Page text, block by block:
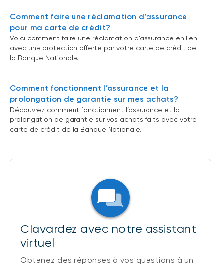
Comment faire une réclamation d’assurance
pour ma carte de crédit?
Voici comment faire une réclamation d’assurance en lien
avec une protection offerte par votre carte de crédit de
la Banque Nationale.
Comment fonctionnent l’assurance et la
prolongation de garantie sur mes achats?
Découvrez comment fonctionnent l’assurance et la
prolongation de garantie sur vos achats faits avec votre
carte de crédit de la Banque Nationale.
Clavardez avec notre assistant
virtuel
Obtenez des réponses à vos questions à un